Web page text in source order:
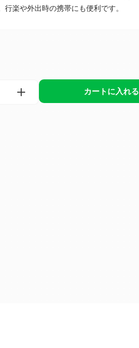
楽や外出時の携帯にも便利です。
カートに入れる